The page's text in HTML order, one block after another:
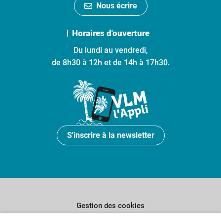
Nous écrire
Horaires d'ouverture
Du lundi au vendredi,
de 8h30 à 12h et de 14h à 17h30.
S'inscrire à la newsletter
Gestion des cookies